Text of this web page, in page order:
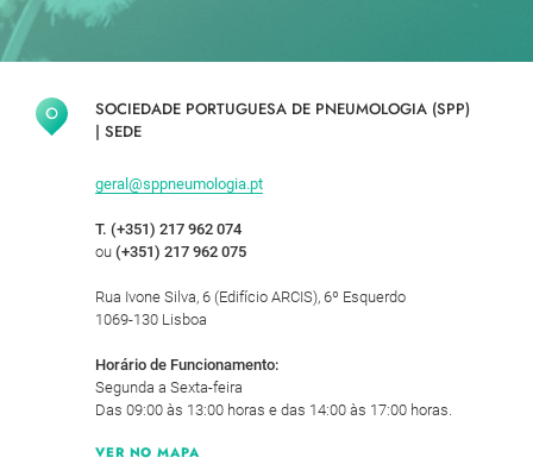
SOCIEDADE PORTUGUESA DE PNEUMOLOGIA (SPP)
| SEDE
geral@sppneumologia.pt
T. (+351) 217 962 074
ou (+351) 217 962 075
Rua Ivone Silva, 6 (Edifício ARCIS), 6º Esquerdo
1069-130 Lisboa
Horário de Funcionamento:
Segunda a Sexta-feira
Das 09:00 às 13:00 horas e das 14:00 às 17:00 horas.
VER NO MAPA